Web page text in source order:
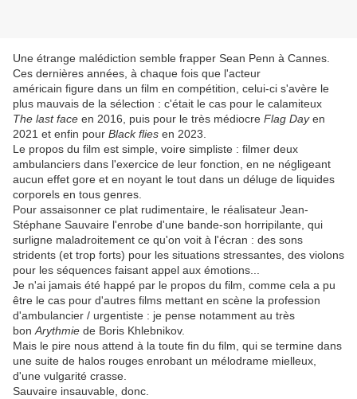
Une étrange malédiction semble frapper Sean Penn à Cannes.
Ces dernières années, à chaque fois que l'acteur
américain figure dans un film en compétition, celui-ci s'avère le
plus mauvais de la sélection : c'était le cas pour le calamiteux
The last face en 2016, puis pour le très médiocre Flag Dayen
2021 et enfin pour Black flies en 2023.
Le propos du film est simple, voire simpliste : filmer deux
ambulanciers dans l'exercice de leur fonction, en ne négligeant
aucun effet gore et en noyant le tout dans un déluge de liquides
corporels en tous genres.
Pour assaisonner ce plat rudimentaire, le réalisateur Jean-
Stéphane Sauvaire l'enrobe d'une bande-son horripilante, qui
surligne maladroitement ce qu'on voit à l'écran : des sons
stridents (et trop forts) pour les situations stressantes, des violons
pour les séquences faisant appel aux émotions...
Je n'ai jamais été happé par le propos du film, comme cela a pu
être le cas pour d'autres films mettant en scène la profession
d'ambulancier / urgentiste : je pense notamment au très
bon Arythmie de Boris Khlebnikov.
Mais le pire nous attend à la toute fin du film, qui se termine dans
une suite de halos rouges enrobant un mélodrame mielleux,
d'une vulgarité crasse.
Sauvaire insauvable, donc.